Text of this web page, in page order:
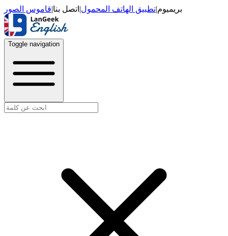
بريميوم|تطبيق الهاتف المحمول| اتصل بنا|قاموس الصور
Toggle navigation